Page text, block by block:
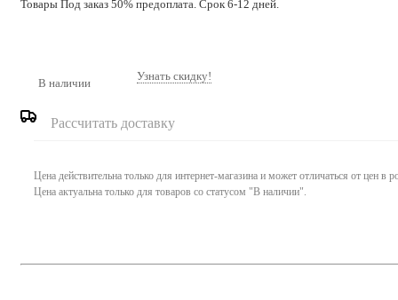
Товары Под заказ 50% предоплата. Срок 6-12 дней.
В наличии Узнать скидку!
Рассчитать доставку
Цена действительна только для интернет-магазина и может отличаться от цен в
Цена актуальна только для товаров со статусом "В наличии".